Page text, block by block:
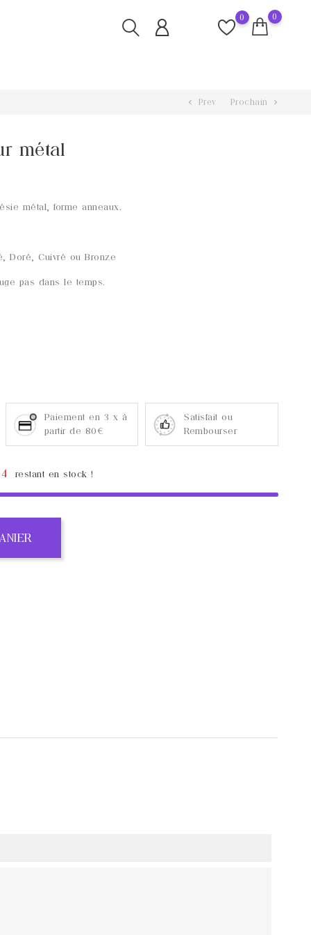
0
0
chevron_left Prev Prochain chevron_right
métal
métal, forme anneaux.
Doré, Cuivré ou Bronze
pas dans le temps.
Paiement en 3 x à
partir de 80€
Satisfait ou
Rembourser
restant en stock !